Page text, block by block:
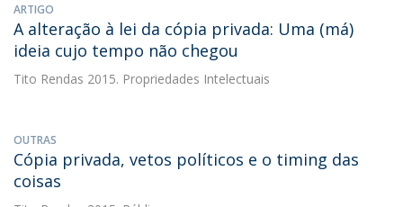
ARTIGO
A alteração à lei da cópia privada: Uma (má)
ideia cujo tempo não chegou
Tito Rendas 2015. Propriedades Intelectuais
OUTRAS
Cópia privada, vetos políticos e o timing das
coisas